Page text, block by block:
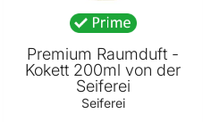
Premium Raumduft -
Kokett 200ml von der
Seiferei
Seiferei